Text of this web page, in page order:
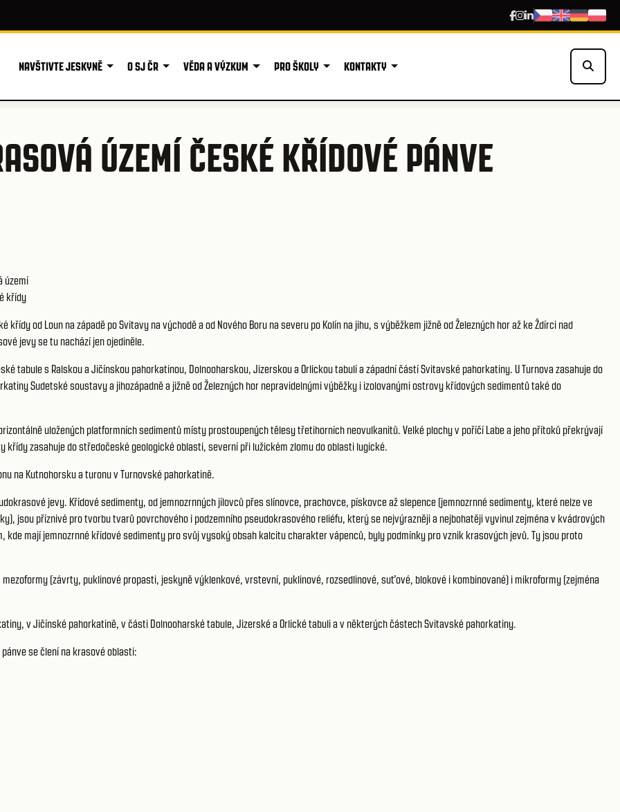
NAVŠTIVTE JESKYNĚ O SJ ČR VĚDA A VÝZKUM PRO ŠKOLY KONTAKTY
ÚZEMÍ ČESKÉ KŘÍDOVÉ PÁNVE
území
křídy
od Loun na západě po Svitavy na východě a od Nového Boru na severu po Kolín na jihu, s výběžkem jižně od Železných hor až ke Ždírci nad
jevy se tu nachází jen ojediněle.
tabule s Ralskou a Jičínskou pahorkatinou, Dolnooharskou, Jizerskou a Orlickou tabulí a západní částí Svitavské pahorkatiny. U Turnova zasahuje do
Sudetské soustavy a jihozápadně a jižně od Železných hor nepravidelnými výběžky i izolovanými ostrovy křídových sedimentů také do
uložených platformních sedimentů místy prostoupených tělesy třetihorních neovulkanitů. Velké plochy v poříčí Labe a jeho přítoků překrývají
zasahuje do středočeské geologické oblasti, severní při lužickém zlomu do oblasti lugické.
na Kutnohorsku a turonu v Turnovské pahorkatině.
jevy. Křídové sedimenty, od jemnozrnných jílovců přes slínovce, prachovce, pískovce až slepence (jemnozrnné sedimenty, které nelze ve
jsou příznivé pro tvorbu tvarů povrchového i podzemního pseudokrasového reliéfu, který se nejvýrazněji a nejbohatěji vyvinul zejména v kvádrových
mají jemnozrnné křídové sedimenty pro svůj vysoký obsah kalcitu charakter vápenců, byly podmínky pro vznik krasových jevů. Ty jsou proto
(závrty, puklinové propasti, jeskyně výklenkové, vrstevní, puklinové, rozsedlinové, suťové, blokové i kombinované) i mikroformy (zejména
v Jičínské pahorkatině, v části Dolnooharské tabule, Jizerské a Orlické tabuli a v některých částech Svitavské pahorkatiny.
se člení na krasové oblasti: